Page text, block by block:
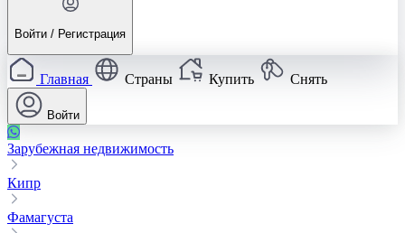
Войти / Регистрация
Главная Страны Купить Снять
Войти
Зарубежная недвижимость
Кипр
Фамагуста